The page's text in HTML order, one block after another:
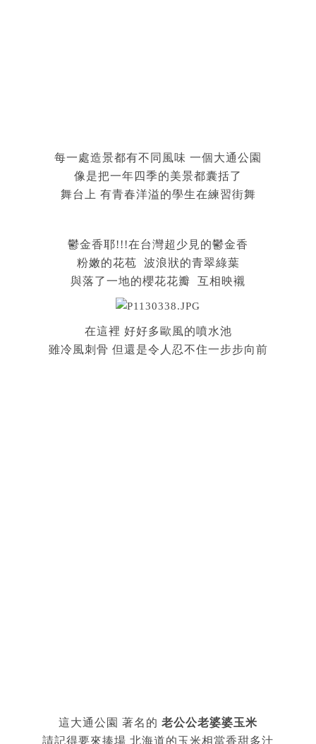
每一處造景都有不同風味 一個大通公園
像是把一年四季的美景都囊括了
舞台上 有青春洋溢的學生在練習街舞
鬱金香耶!!!在台灣超少見的鬱金香
粉嫩的花苞 波浪狀的青翠綠葉
與落了一地的櫻花花瓣 互相映襯
在這裡 好好多歐風的噴水池
雖冷風刺骨 但還是令人忍不住一步步向前
這大通公園 著名的 老公公老婆婆玉米
請記得要來捧場 北海道的玉米相當香甜多汁